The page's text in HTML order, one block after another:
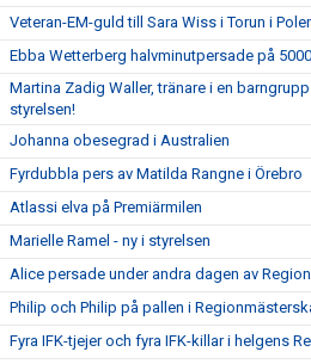
Veteran-EM-guld till Sara Wiss i Torun i
Ebba Wetterberg halvminutpersade på
Martina Zadig Waller, tränare i en
styrelsen!
Johanna obesegrad i Australien
Fyrdubbla pers av Matilda Rangne i Örebro
Atlassi elva på Premiärmilen
Marielle Ramel - ny i styrelsen
Alice persade under andra dagen av
Philip och Philip på pallen i
Fyra IFK-tjejer och fyra IFK-killar i helgens